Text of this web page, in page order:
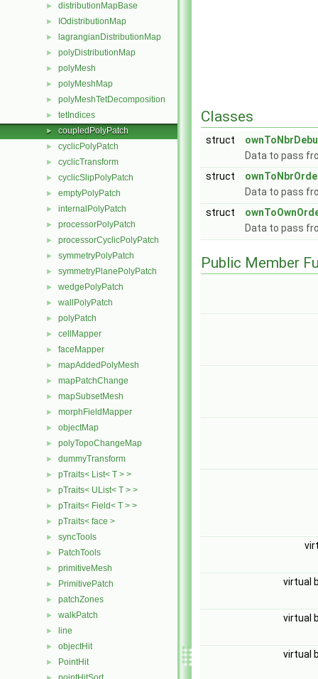
► distributionMapBase
► IOdistributionMap
► lagrangianDistributionMap
► polyDistributionMap
► polyMesh
► polyMeshMap
► polyMeshTetDecomposition
► tetIndices
► coupledPolyPatch
► cyclicPolyPatch
► cyclicTransform
► cyclicSlipPolyPatch
► emptyPolyPatch
► internalPolyPatch
► processorPolyPatch
► processorCyclicPolyPatch
► symmetryPolyPatch
► symmetryPlanePolyPatch
► wedgePolyPatch
► wallPolyPatch
► polyPatch
► cellMapper
► faceMapper
► mapAddedPolyMesh
► mapPatchChange
► mapSubsetMesh
► morphFieldMapper
► objectMap
► polyTopoChangeMap
► dummyTransform
► pTraits< List< T > >
► pTraits< UList< T > >
► pTraits< Field< T > >
► pTraits< face >
► syncTools
► PatchTools
► primitiveMesh
► PrimitivePatch
► patchZones
► walkPatch
► line
► objectHit
► PointHit
Classes
struct
Data to pass
struct
Data to pass
struct
Data to pass
Public Member
virtual
virtual
virtual